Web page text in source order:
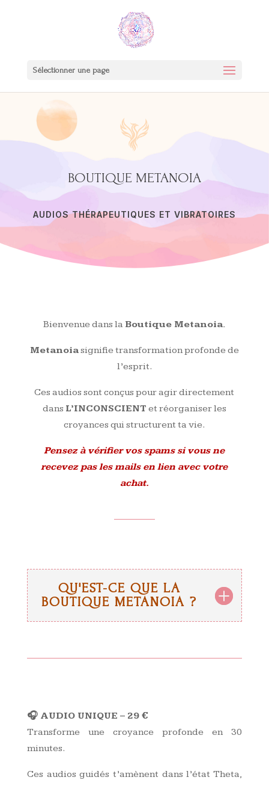
Sélectionner une page
BOUTIQUE METANOIA
AUDIOS THÉRAPEUTIQUES ET VIBRATOIRES
Bienvenue dans la Boutique Metanoia.
Metanoiasignifie transformation profonde de
l’esprit.
Ces audios sont conçus pour agir directement
dans L’INCONSCIENT et réorganiser les
croyances qui structurent ta vie.
Pensez à vérifier vos spams si vous ne
recevez pas les mails en lien avec votre
achat.
QU'EST-CE QUE LA
BOUTIQUE METANOIA ?
🎧 AUDIO UNIQUE – 29 €
Transforme une croyance profonde en 30
minutes.
Ces audios guidés t’amènent dans l’état Theta,